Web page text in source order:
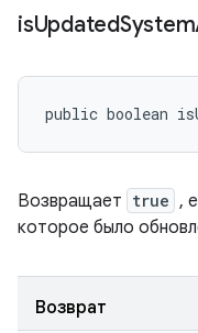
isUpdatedSystem
public boolean
Возвращает true ,
которое было
Возврат